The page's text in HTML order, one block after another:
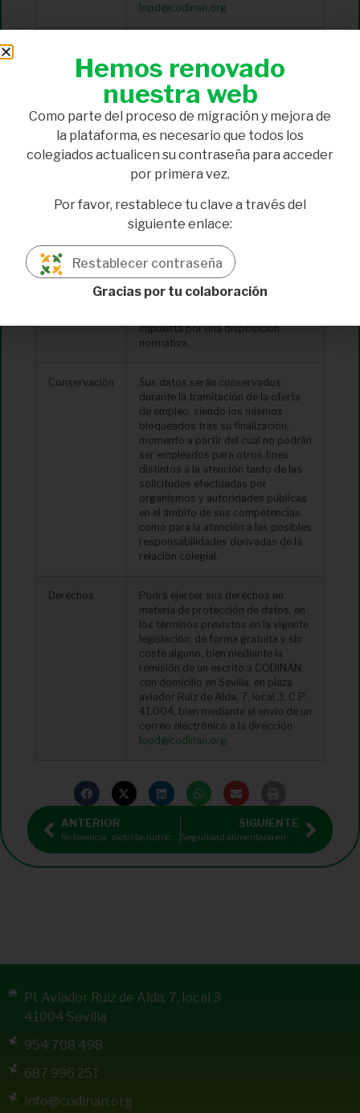
lopd@codinan.org
aquellas gestiones precisas para
atender a la inclusión en la web
colegial de ofertas de empleo.
Legitimación
La legitimación para el tratamiento
de los datos personales deriva de la
solicitud y del consentimiento
informado del solicitante
Destinatarios
Los datos recogidos en la presente
solicitud no serán cedidos ni
profesionales o entidades, públicas
o privadas, salvo en los siguientes
casos:· Cuando haya prestado
su consentimiento, previa
impuesta por una disposición
normativa.
Conservación
Sus datos serán conservados
durante la tramitación de la oferta
de empleo, siendo los mismos
bloqueados tras su finalización,
momento a partir del cual no podrán
ser empleados para otros fines
distintos a la atención tanto de las
solicitudes efectuadas por
organismos y autoridades públicas
en el ámbito de sus competencias
como para la atención a las posibles
responsabilidades derivadas de la
relación colegial.
Derechos
Podrá ejercer sus derechos en
materia de protección de datos, en
los términos previstos en la vigente
legislación, de forma gratuita y sin
coste alguno, bien mediante la
remisión de un escrito a CODINAN,
con domicilio en Sevilla, en plaza
aviador Ruiz de Alda, 7, local 3, C.P.
41.004, bien mediante el envío de un
correo electrónico a la dirección
lopd@codinan.org
ANTERIOR
Referencia: dietista-nutricionista para clínica multidisciplinar en Córdoba
SIGUIENTE
Seguridad alimentaria en colectividades
Pl. Aviador Ruiz de Alda, 7, local 3
41004 Sevilla
954 708 498
687 996 251
info@codinan.org
Hemos renovado
nuestra web
Como parte del proceso de migración y mejora de
la plataforma, es necesario que todos los
colegiados actualicen su contraseña para acceder
por primera vez.
Por favor, restablece tu clave a través del
siguiente enlace:
Restablecer contraseña
Gracias por tu colaboración